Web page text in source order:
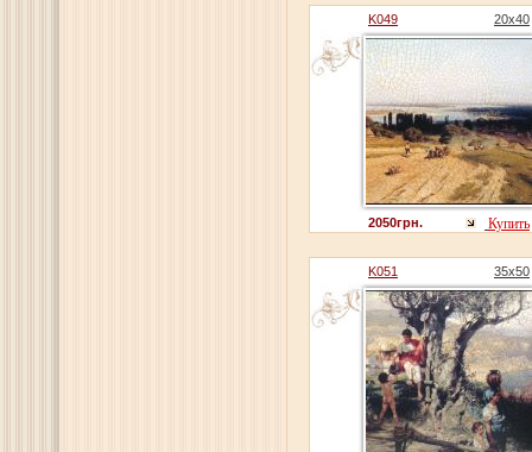
K049 20x40
2050грн. Купить
K051 35x50